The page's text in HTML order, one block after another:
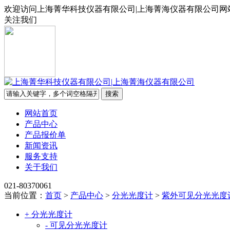
欢迎访问上海菁华科技仪器有限公司|上海菁海仪器有限公司网
关注我们
网站首页
产品中心
产品报价单
新闻资讯
服务支持
关于我们
021-80370061
当前位置： 首页 > 产品中心 > 分光光度计 > 紫外可见分光光度
+ 分光光度计
- 可见分光光度计